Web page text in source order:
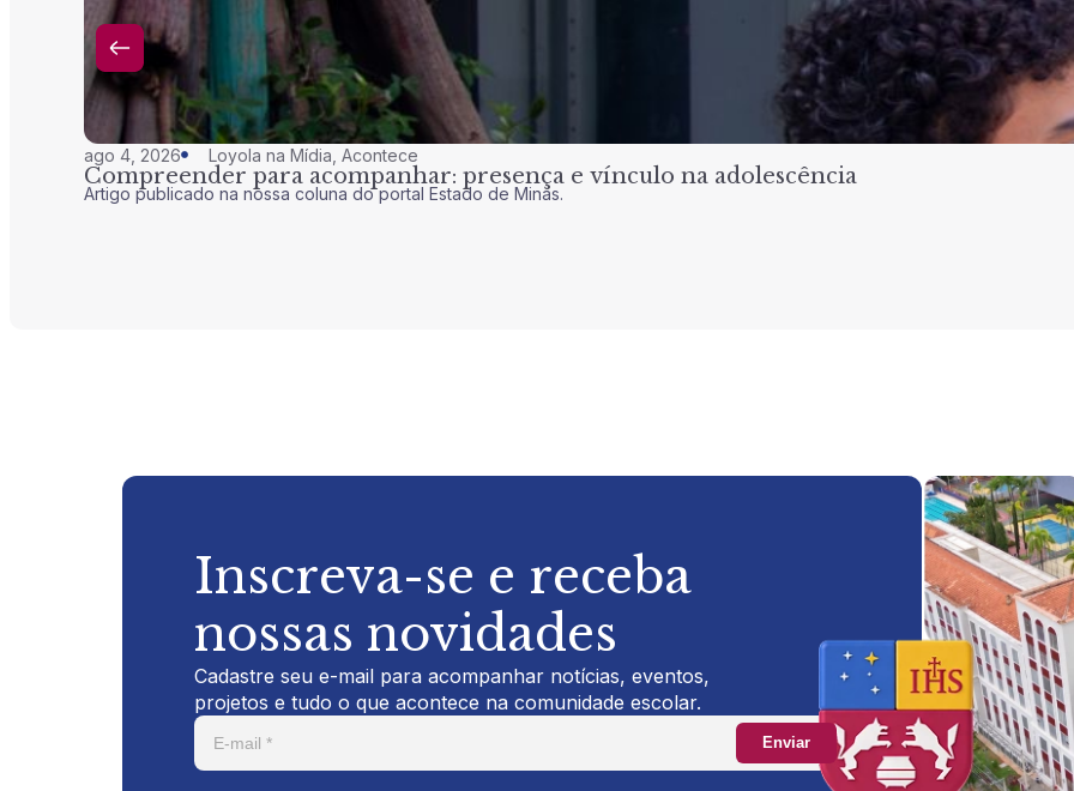
ago 4, 2026 Loyola na Mídia Acontece
Compreender para acompanhar: presença e vínculo na adolescência
Artigo publicado na nossa coluna do portal Estado de Minas.
Inscreva-se e receba
nossas novidades
Cadastre seu e-mail para acompanhar notícias, eventos,
projetos e tudo o que acontece na comunidade escolar.
Enviar